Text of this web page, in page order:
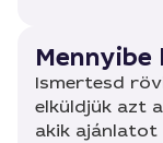
Mennyibe
Ismertesd
elküldjük azt
akik